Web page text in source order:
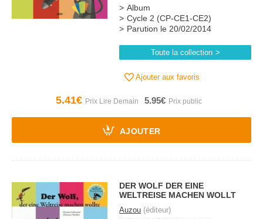
Album
Cycle 2 (CP-CE1-CE2)
Parution le 20/02/2014
Toute la collection
Ajouter aux favoris
5.41€ 5.95€
AJOUTER
DER WOLF DER EINE
WELTREISE MACHEN WOLLT
Auzou (éditeur)